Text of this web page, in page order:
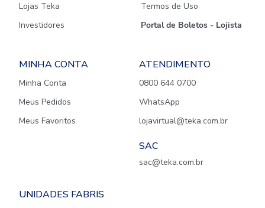
Lojas Teka
Investidores
Termos de Uso
Portal de Boletos - Lojista
MINHA CONTA
Minha Conta
Meus Pedidos
Meus Favoritos
ATENDIMENTO
0800 644 0700
WhatsApp
lojavirtual@teka.com.br
SAC
sac@teka.com.br
UNIDADES FABRIS